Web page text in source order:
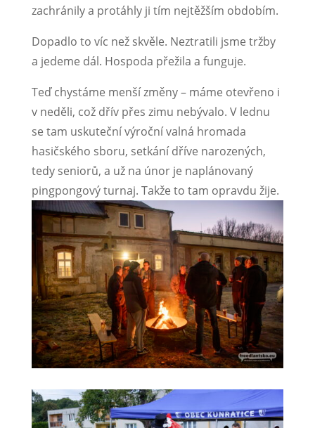
zachránily a protáhly ji tím nejtěžším obdobím.
Dopadlo to víc než skvěle. Neztratili jsme tržby
a jedeme dál. Hospoda přežila a funguje.
Teď chystáme menší změny – máme otevřeno i
v neděli, což dřív přes zimu nebývalo. V lednu
se tam uskuteční výroční valná hromada
hasičského sboru, setkání dříve narozených,
tedy seniorů, a už na únor je naplánovaný
pingpongový turnaj. Takže to tam opravdu žije.